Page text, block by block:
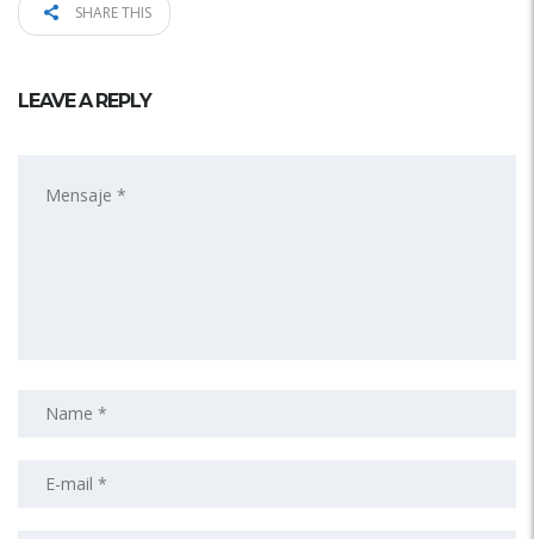
SHARE THIS
LEAVE A REPLY